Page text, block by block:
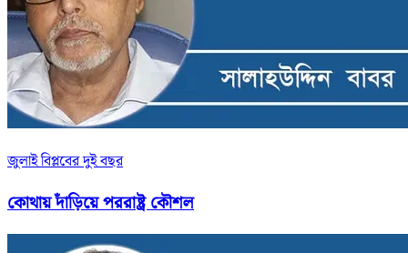
জুলাই বিপ্লবের দুই বছর
কোথায় দাঁড়িয়ে পররাষ্ট্র কৌশল